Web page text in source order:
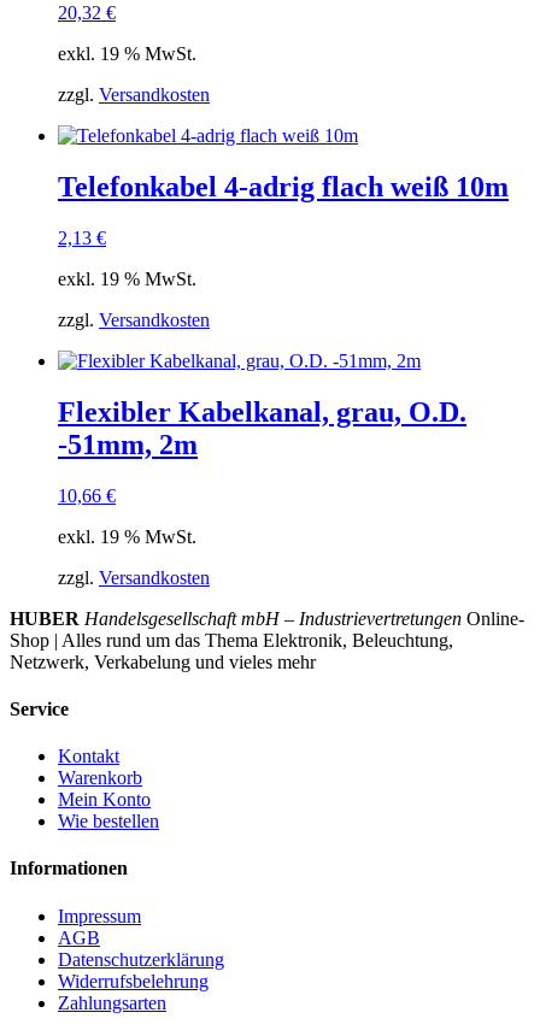
20,32 €
exkl. 19 % MwSt.
zzgl. Versandkosten
Telefonkabel 4-adrig flach weiß 10m
2,13 €
exkl. 19 % MwSt.
zzgl. Versandkosten
Flexibler Kabelkanal, grau, O.D.
-51mm, 2m
10,66 €
exkl. 19 % MwSt.
zzgl. Versandkosten
HUBER Handelsgesellschaft mbH – Industrievertretungen Online-
Shop | Alles rund um das Thema Elektronik, Beleuchtung,
Netzwerk, Verkabelung und vieles mehr
Service
Kontakt
Warenkorb
Mein Konto
Wie bestellen
Informationen
Impressum
AGB
Datenschutzerklärung
Widerrufsbelehrung
Zahlungsarten